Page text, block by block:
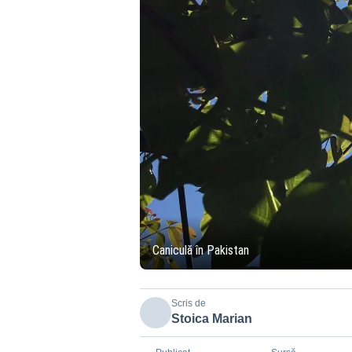
Caniculă în Pakistan
Scris de
Stoica Marian